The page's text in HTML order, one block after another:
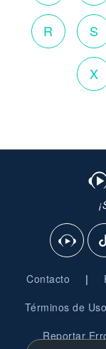
R S
X
Contacto |
Términos de
Reportar